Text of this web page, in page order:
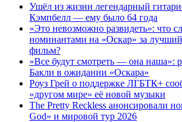
Ушёл из жизни легендарный
Кэмпбелл — ему было 64 года
«Это невозможно развидеть»: что
номинантами на «Оскар» за
фильм?
«Все будут смотреть — она наша»:
Бакли в ожидании «Оскара»
Роуз Грей о поддержке ЛГБТК+
«другом мире» её новой музыки
The Pretty Reckless анонсировали
God» и мировой тур 2026